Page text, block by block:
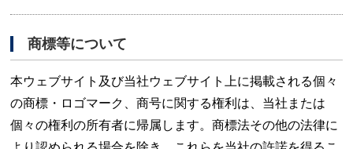
商標等について
本ウェブサイト及び当社ウェブサイト上に掲載される個々
の商標・ロゴマーク、商号に関する権利は、当社または
個々の権利の所有者に帰属します。商標法その他の法律に